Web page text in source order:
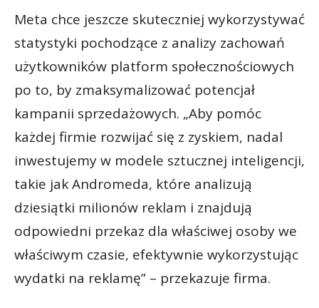
Meta chce jeszcze skuteczniej wykorzystywać
statystyki pochodzące z analizy zachowań
użytkowników platform społecznościowych
po to, by zmaksymalizować potencjał
kampanii sprzedażowych. „Aby pomóc
każdej firmie rozwijać się z zyskiem, nadal
inwestujemy w modele sztucznej inteligencji,
takie jak Andromeda, które analizują
dziesiątki milionów reklam i znajdują
odpowiedni przekaz dla właściwej osoby we
właściwym czasie, efektywnie wykorzystując
wydatki na reklamę” – przekazuje firma.